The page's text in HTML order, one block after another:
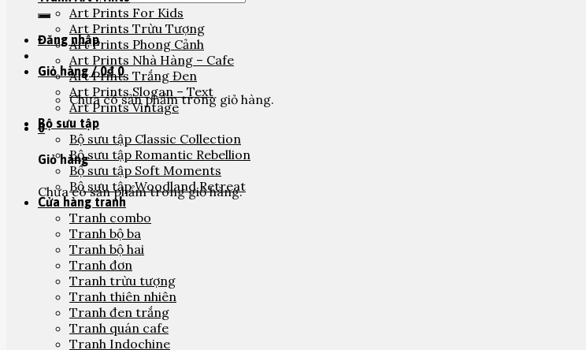
Đăng nhập
Giỏ hàng /0₫ 0
Chưa có sản phẩm trong giỏ hàng.
0
Giỏ hàng
Chưa có sản phẩm trong giỏ hàng.
Art Prints For Kids
Art Prints Trừu Tượng
Art Prints Phong Cảnh
Art Prints Nhà Hàng – Cafe
Art Prints Trắng Đen
Art Prints Slogan – Text
Art Prints Vintage
Bộ sưu tập
Bộ sưu tập Classic Collection
Bộ sưu tập Romantic Rebellion
Bộ sưu tập Soft Moments
Bộ sưu tập Woodland Retreat
Cửa hàng tranh
Tranh combo
Tranh bộ ba
Tranh bộ hai
Tranh đơn
Tranh trừu tượng
Tranh thiên nhiên
Tranh đen trắng
Tranh quán cafe
Tranh Indochine